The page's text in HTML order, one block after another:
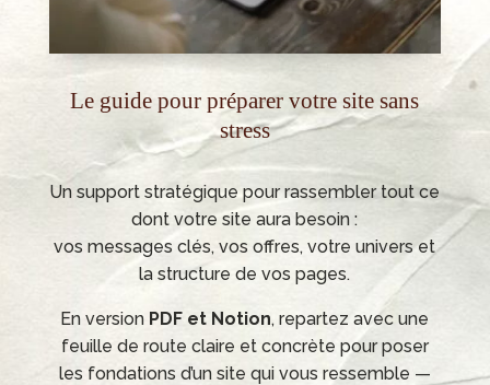
Le guide pour préparer votre site sans
stress
Un support stratégique pour rassembler tout ce
dont votre site aura besoin :
vos messages clés, vos offres, votre univers et
la structure de vos pages.
En version PDF et Notion, repartez avec une
feuille de route claire et concrète pour poser
les fondations d’un site qui vous ressemble —